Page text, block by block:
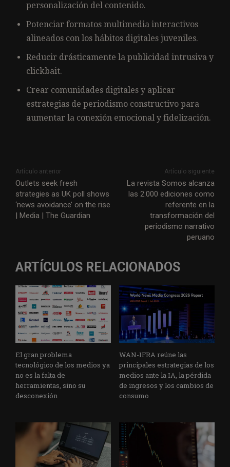
personalización del contenido.
Potenciar formatos multimedia interactivos
alineados con los hábitos digitales juveniles.
Reducir drásticamente la publicidad intrusiva y
clickbait.
Crear comunidades digitales y aplicar
estrategias de periodismo constructivo para
aumentar la conexión emocional y fidelización.
Artículo anterior
Outlets seek fresh
strategies as UK poll shows
‘news avoidance’ on the rise
| Media | The Guardian
Artículo siguiente
La revista Somos alcanza
las 2.000 ediciones como
referente en la
transformación del
periodismo narrativo
peruano
ARTÍCULOS RELACIONADOS
El gran problema
tecnológico de los medios ya
no es la falta de
herramientas, sino su
desconexión
WAN-IFRA reúne las
principales estrategias de los
medios ante la IA, la pérdida
de ingresos y los cambios de
consumo